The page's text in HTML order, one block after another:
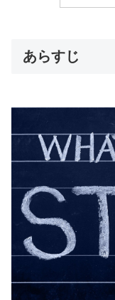
あらすじ